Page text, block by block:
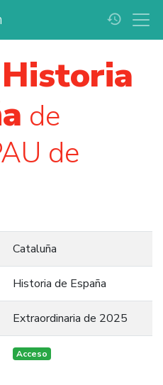
history
Historia
de
de
Cataluña
Historia de España
Extraordinaria de 2025
Acceso